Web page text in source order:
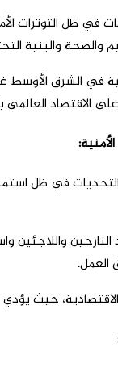
في ظل التوترات
والبنية
في الشرق
الاقتصاد العالمي
في ظل استمرار
النازحين
العمل.
حيث